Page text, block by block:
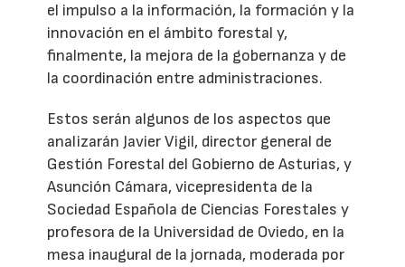
el impulso a la información, la formación y la
innovación en el ámbito forestal y,
finalmente, la mejora de la gobernanza y de
la coordinación entre administraciones.
Estos serán algunos de los aspectos que
analizarán Javier Vigil, director general de
Gestión Forestal del Gobierno de Asturias, y
Asunción Cámara, vicepresidenta de la
Sociedad Española de Ciencias Forestales y
profesora de la Universidad de Oviedo, en la
mesa inaugural de la jornada, moderada por